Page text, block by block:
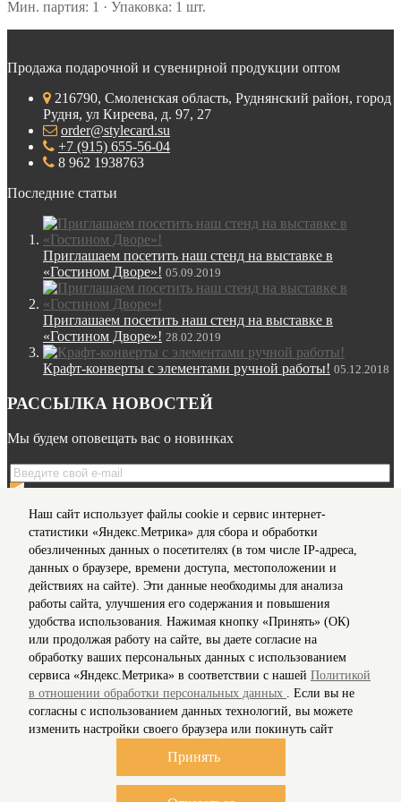
Мин. партия: 1 · Упаковка: 1 шт.
Продажа подарочной и сувенирной продукции оптом
216790, Смоленская область, Руднянский район, город
Рудня, ул Киреева, д. 97, 27
order@stylecard.su
+7 (915) 655-56-04
8 962 1938763
Последние статьи
Приглашаем посетить наш стенд на выставке в
«Гостином Дворе»! 05.09.2019
Приглашаем посетить наш стенд на выставке в
«Гостином Дворе»! 28.02.2019
Крафт-конверты с элементами ручной работы! 05.12.2018
РАССЫЛКА НОВОСТЕЙ
Мы будем оповещать вас о новинках
Я даю согласие на обработку моихперсональных данных
на условиях, предусмотренных вПолитикев отношении
обработки персональных данных
Мы в соц сетях
Информация для клиентов
Согласие на обработку персональных данных
О нас
Доставка
Политика конфиденциальности и защита информации
Условия соглашения
Контакты
Наш сайт использует файлы cookie и сервис интернет-
статистики «Яндекс.Метрика» для сбора и обработки
обезличенных данных о посетителях (в том числе IP-адреса,
данных о браузере, времени доступа, местоположении и
действиях на сайте). Эти данные необходимы для анализа
работы сайта, улучшения его содержания и повышения
удобства использования. Нажимая кнопку «Принять» (ОК)
или продолжая работу на сайте, вы даете согласие на
обработку ваших персональных данных с использованием
сервиса «Яндекс.Метрика» в соответствии с нашей Политикой
в отношении обработки персональных данных . Если вы не
согласны с использованием данных технологий, вы можете
изменить настройки своего браузера или покинуть сайт
Принять